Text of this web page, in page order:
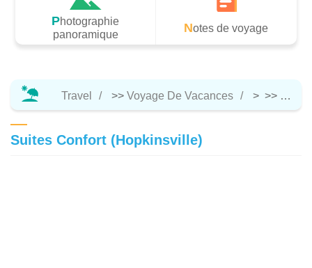
Photographie
panoramique
Notes de voyage
Travel >> Voyage De Vacances > >> Hôtel
Suites Confort (Hopkinsville)